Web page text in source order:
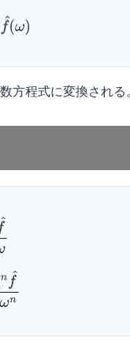
ω)
方程式に変換される
n